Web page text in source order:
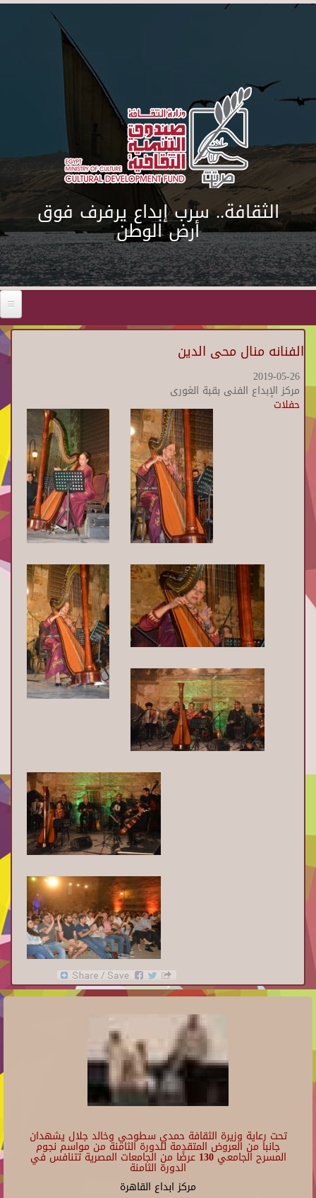
Skip to main content
الثقافة.. سرب إبداع يرفرف فوق
أرض الوطن
الفنانه منال محى الدين
2019-05-26
مركز الإبداع الفنى بقبة الغورى
حفلات
تحت رعاية وزيرة الثقافة حمدي سطوحي وخالد جلال يشهدان
جانبا من العروض المتقدمة للدورة الثامنة من مواسم نجوم
المسرح الجامعي 130 عرضًا من الجامعات المصرية تتنافس في
الدورة الثامنة
مركز ابداع القاهرة